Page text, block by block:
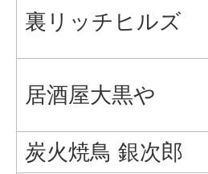
裏リッチヒルズ
居酒屋大黒や
炭火焼鳥 銀次郎